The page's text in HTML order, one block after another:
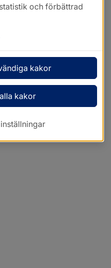
och förbättrad
kakor
kakor